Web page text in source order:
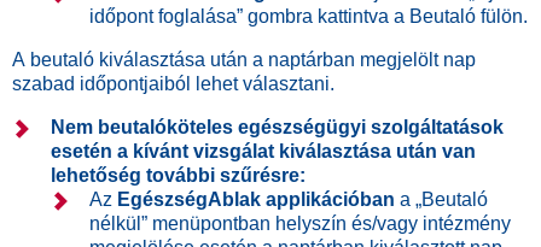
időpont foglalása” gombra kattintva a Beutaló fülön.
A beutaló kiválasztása után a naptárban megjelölt nap
szabad időpontjaiból lehet választani.
Nem beutalóköteles egészségügyi szolgáltatások
esetén a kívánt vizsgálat kiválasztása után van
lehetőség további szűrésre:
Az EgészségAblak applikációban a „Beutaló
nélkül” menüpontban helyszín és/vagy intézmény